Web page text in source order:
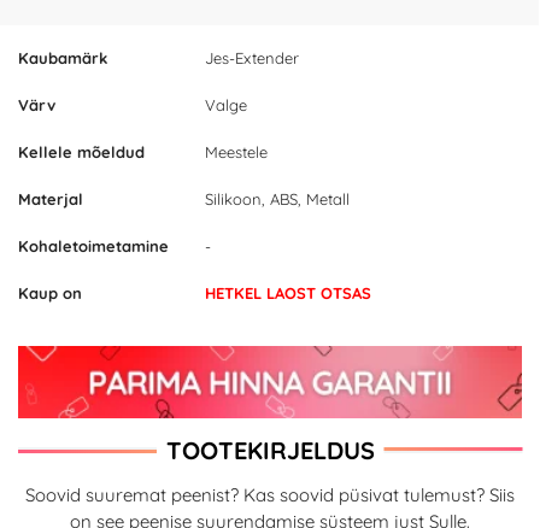
Kaubamärk Jes-Extender
Värv Valge
Kellele mõeldud Meestele
Materjal Silikoon, ABS, Metall
Kohaletoimetamine -
Kaup on HETKEL LAOST OTSAS
TOOTEKIRJELDUS
Soovid suuremat peenist? Kas soovid püsivat tulemust? Siis
on see peenise suurendamise süsteem just Sulle.